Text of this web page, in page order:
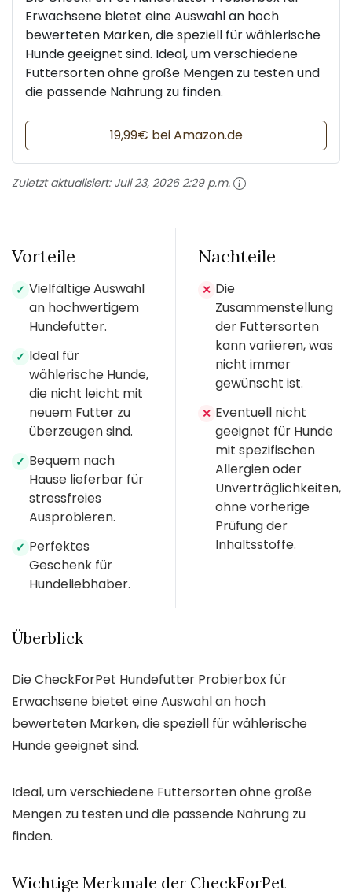
Erwachsene bietet eine Auswahl an hoch
bewerteten Marken, die speziell für wählerische
Hunde geeignet sind. Ideal, um verschiedene
Futtersorten ohne große Mengen zu testen und
die passende Nahrung zu finden.
19,99€ bei Amazon.de
Zuletzt aktualisiert: Juli 23, 2026 2:29 p.m.
Vorteile
✓ Vielfältige Auswahl
an hochwertigem
Hundefutter.
✓ Ideal für
wählerische Hunde,
die nicht leicht mit
neuem Futter zu
überzeugen sind.
✓ Bequem nach
Hause lieferbar für
stressfreies
Ausprobieren.
✓ Perfektes
Geschenk für
Hundeliebhaber.
Nachteile
✕ Die
Zusammenstellung
der Futtersorten
kann variieren, was
nicht immer
gewünscht ist.
✕ Eventuell nicht
geeignet für Hunde
mit spezifischen
Allergien oder
Unverträglichkeiten,
ohne vorherige
Prüfung der
Inhaltsstoffe.
Überblick
Die CheckForPet Hundefutter Probierbox für
Erwachsene bietet eine Auswahl an hoch
bewerteten Marken, die speziell für wählerische
Hunde geeignet sind.
Ideal, um verschiedene Futtersorten ohne große
Mengen zu testen und die passende Nahrung zu
finden.
Wichtige Merkmale der CheckForPet